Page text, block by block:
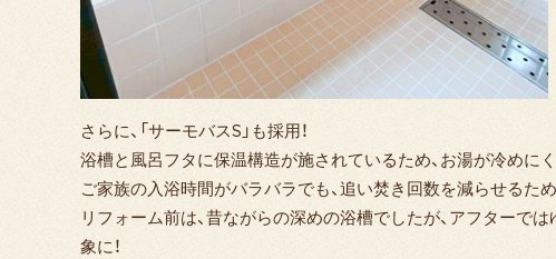
さらに、「サーモバスS」も採用！
浴槽と風呂フタに保温構造が施されているため、お湯が冷めに
ご家族の入浴時間がバラバラでも、追い焚き回数を減らせるた
リフォーム前は、昔ながらの深めの浴槽でしたが、アフターで
象に！